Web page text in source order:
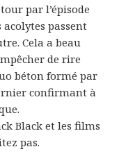
par l’épisode
acolytes passent
Cela a beau
de rire
béton formé par
confirmant à
Black et les films
pas.